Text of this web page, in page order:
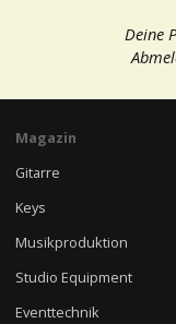
Deine
Magazin
Gitarre
Keys
Musikproduktion
Studio Equipment
Eventtechnik